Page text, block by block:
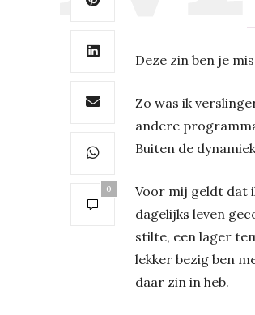
0
Deze zin ben je
Zo was ik
andere
Buiten de
Voor mij geldt dat
dagelijks leven
stilte, een lager
lekker bezig ben
daar zin in heb.